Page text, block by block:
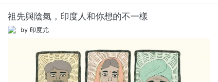
祖先與陰氣，印度人和你想的不一樣
by 印度尤